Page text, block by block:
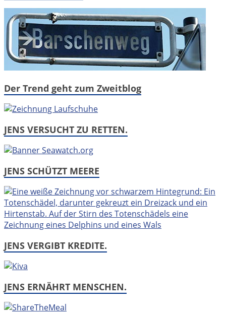
Der Trend geht zum Zweitblog
JENS VERSUCHT ZU RETTEN.
JENS SCHÜTZT MEERE
JENS VERGIBT KREDITE.
JENS ERNÄHRT MENSCHEN.